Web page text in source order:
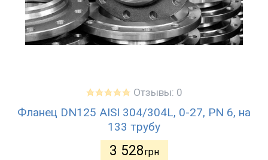
Отзывы: 0
Фланец DN125 AISI 304/304L, 0-27, PN 6, на
133 трубу
3 528грн